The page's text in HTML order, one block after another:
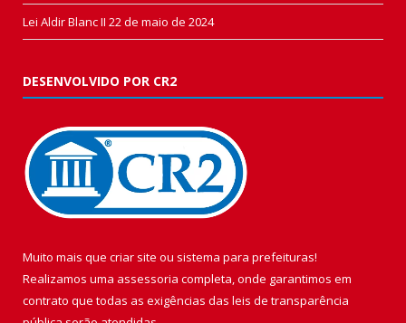
Lei Aldir Blanc II 22 de maio de 2024
DESENVOLVIDO POR CR2
Muito mais que criar site ou sistema para prefeituras!
Realizamos uma assessoria completa, onde garantimos em
contrato que todas as exigências das leis de transparência